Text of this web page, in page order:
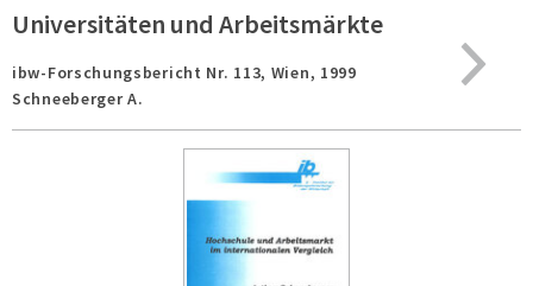
Universitäten und Arbeitsmärkte
ibw-Forschungsbericht Nr. 113, Wien, 1999
Schneeberger A.